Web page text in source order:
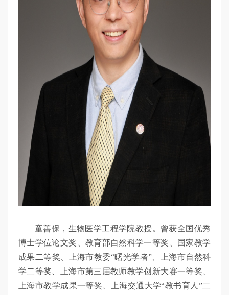
童善保，生物医学工程学院教授。曾获全国优秀
博士学位论文奖、教育部自然科学一等奖、国家教学
成果二等奖、上海市教委“曙光学者”、上海市自然科
学二等奖、上海市第三届教师教学创新大赛一等奖、
上海市教学成果一等奖、上海交通大学“教书育人”二